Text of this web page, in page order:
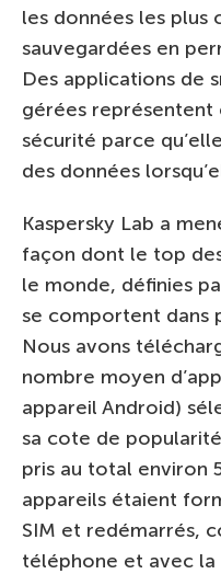
les données les plus
sauvegardées en
Des applications de
gérées représentent
sécurité parce
des données
Kaspersky Lab a
façon dont le top
le monde, définies
se comportent dans
Nous avons
nombre moyen
appareil Android)
sa cote de
pris au total environ
appareils étaient
SIM et redémarrés,
téléphone et avec la